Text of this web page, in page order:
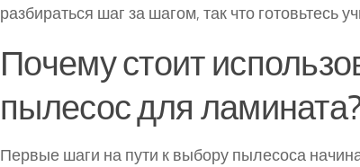
разбираться шаг за шагом, так что готовьтесь
Почему стоит
пылесос для
Первые шаги на пути к выбору пылесоса